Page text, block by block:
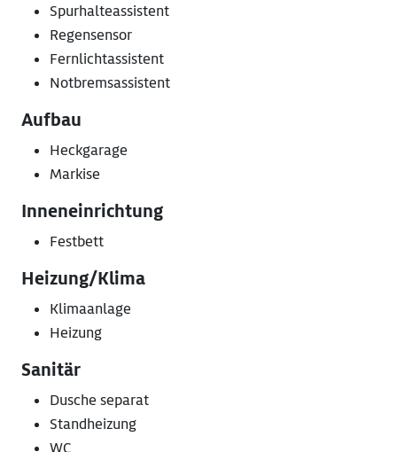
Spurhalteassistent
Regensensor
Fernlichtassistent
Notbremsassistent
Aufbau
Heckgarage
Markise
Inneneinrichtung
Festbett
Heizung/Klima
Klimaanlage
Heizung
Sanitär
Dusche separat
Standheizung